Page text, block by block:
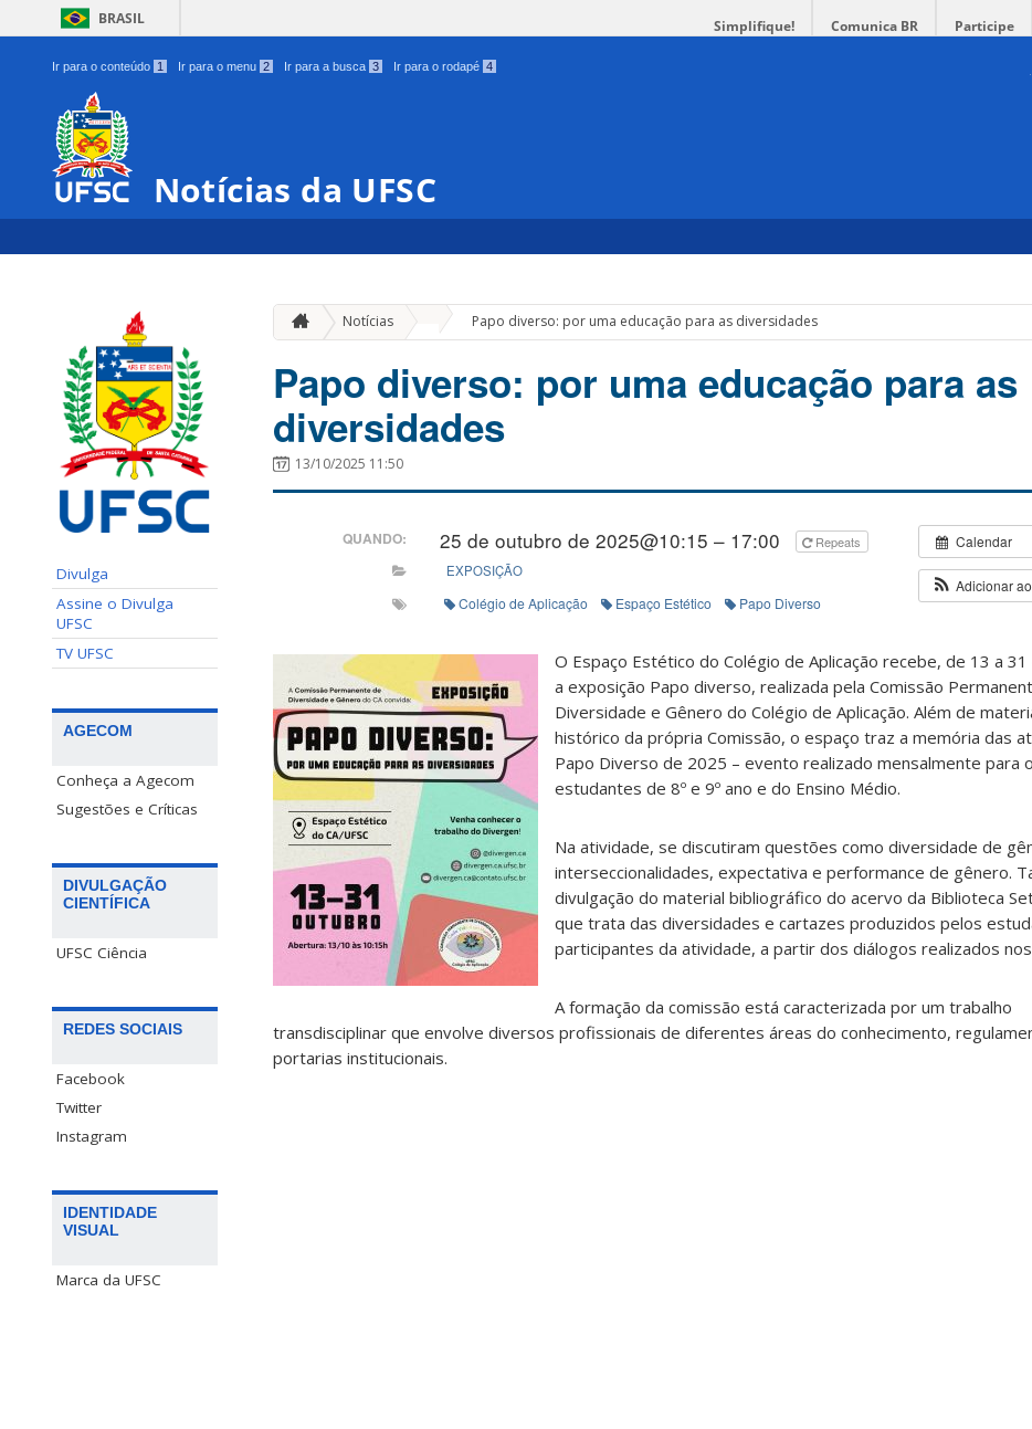
BRASIL Simplifique! Comunica BR Participe
Ir para o conteúdo 1 Ir para o menu 2 Ir para a busca 3 Ir para o rodapé 4
Notícias da UFSC
Divulga
Assine o Divulga
UFSC
TV UFSC
AGECOM
Conheça a Agecom
Sugestões e Críticas
DIVULGAÇÃO
CIENTÍFICA
UFSC Ciência
REDES SOCIAIS
Facebook
Twitter
Instagram
IDENTIDADE
VISUAL
Marca da UFSC
Notícias Papo diverso: por uma educação para as diversidades
Papo diverso: por uma educação para as
diversidades
13/10/2025 11:50
Calendar
Adicionar
QUANDO: 25 de outubro de 2025@10:15 – 17:00
Repeats
EXPOSIÇÃO
Colégio de Aplicação Espaço Estético Papo Diverso
O Espaço Estético do Colégio de Aplicação recebe, de 13 a
a exposição Papo diverso, realizada pela Comissão
Diversidade e Gênero do Colégio de Aplicação. Além de
histórico da própria Comissão, o espaço traz a memória das
Papo Diverso de 2025 – evento realizado mensalmente para
estudantes de 8º e 9º ano e do Ensino Médio.
Na atividade, se discutiram questões como diversidade de
interseccionalidades, expectativa e performance de gênero.
divulgação do material bibliográfico do acervo da Biblioteca
que trata das diversidades e cartazes produzidos pelos
participantes da atividade, a partir dos diálogos realizados
A formação da comissão está caracterizada por um trabalho
transdisciplinar que envolve diversos profissionais de diferentes áreas do conhecimento,
portarias institucionais.